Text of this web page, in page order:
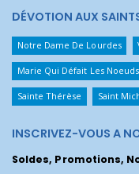
DÉVOTION AUX
Notre Dame De Lourdes
Marie Qui Défait Les Noeuds
Sainte Thérèse Saint
INSCRIVEZ-VOUS A
Soldes, Promotions,